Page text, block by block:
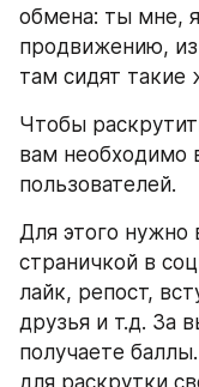
обмена: ты мне,
продвижению,
там сидят
Чтобы
вам необходимо
пользователей.
Для этого нужно
страничкой в
лайк, репост,
друзья и т.д. За
получаете
для раскрутки